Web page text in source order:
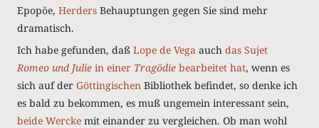
Epopöe, Herders Behauptungen gegen Sie sind mehr
dramatisch.
Ich habe gefunden, daß Lope de Vega auch das Sujet
Romeo und Julie in einer Tragödie bearbeitet hat, wenn es
sich auf der Göttingischen Bibliothek befindet, so denke ich
es bald zu bekommen, es muß ungemein interessant sein,
beide Wercke mit einander zu vergleichen. Ob man wohl